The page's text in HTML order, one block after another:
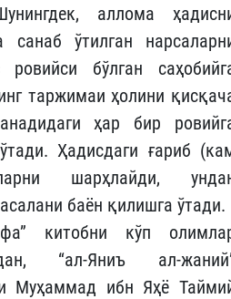
аллома
ўтилган
бўлган
таржимаи ҳолини
ҳар бир
Ҳадисдаги ғариб
шарҳлайди,
баён қилишга ўтади.
китобни кўп
“ал-Яниъ ал-
Муҳаммад ибн Яҳё